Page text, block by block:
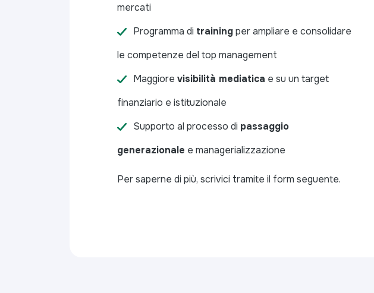
mercati
Programma di trainingper ampliare e consolidare
le competenze del top management
Maggiore visibilità mediatica e su un target
finanziario e istituzionale
Supporto al processo di passaggio
generazionale e managerializzazione
Per saperne di più, scrivici tramite il form seguente.